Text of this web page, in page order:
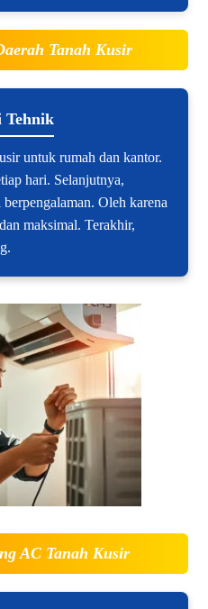
Tanah Kusir
Tehnik
untuk rumah dan kantor.
hari. Selanjutnya,
Oleh karena
maksimal. Terakhir,
AC Tanah Kusir